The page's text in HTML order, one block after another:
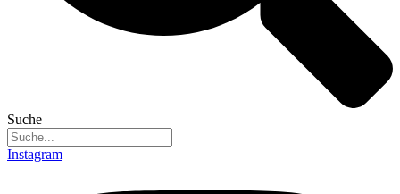
Suche
Instagram